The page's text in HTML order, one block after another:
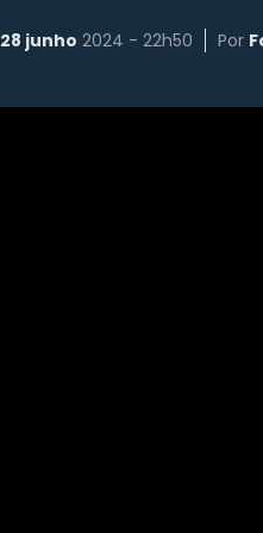
28 junho 2024 - 22h50 Por